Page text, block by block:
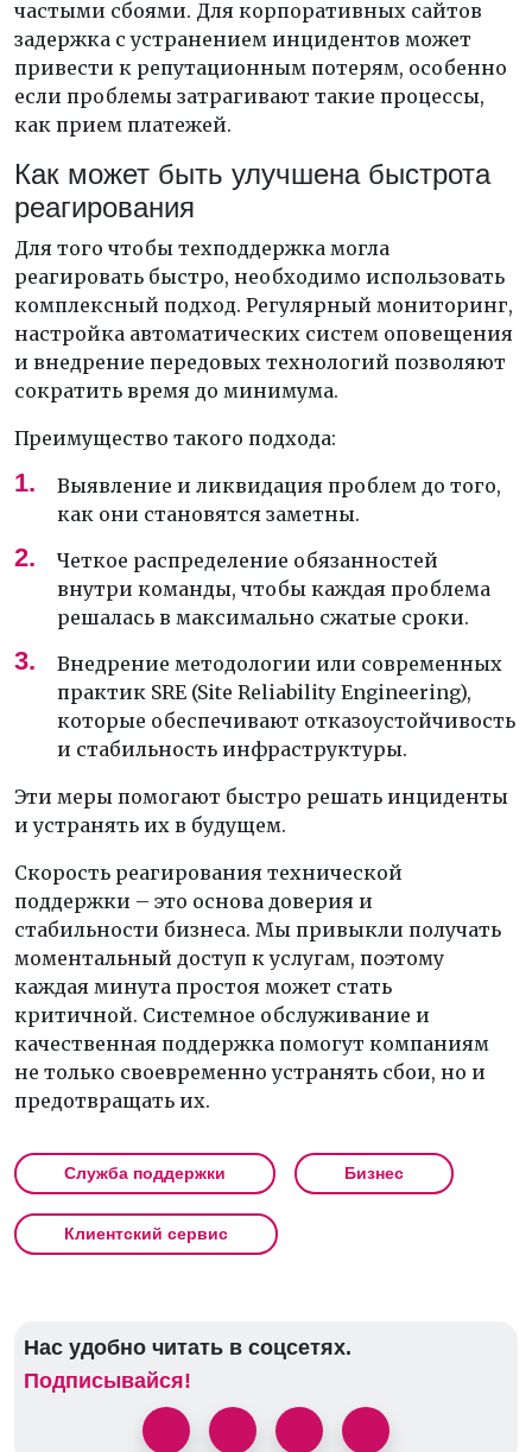
частыми сбоями. Для корпоративных сайтов
задержка с устранением инцидентов может
привести к репутационным потерям, особенно
если проблемы затрагивают такие процессы,
как прием платежей.
Как может быть улучшена быстрота
реагирования
Для того чтобы техподдержка могла
реагировать быстро, необходимо использовать
комплексный подход. Регулярный мониторинг,
настройка автоматических систем оповещения
и внедрение передовых технологий позволяют
сократить время до минимума.
Преимущество такого подхода:
Выявление и ликвидация проблем до того,
как они становятся заметны.
Четкое распределение обязанностей
внутри команды, чтобы каждая проблема
решалась в максимально сжатые сроки.
Внедрение методологии или современных
практик SRE (Site Reliability Engineering),
которые обеспечивают отказоустойчивость
и стабильность инфраструктуры.
Эти меры помогают быстро решать инциденты
и устранять их в будущем.
Скорость реагирования технической
поддержки – это основа доверия и
стабильности бизнеса. Мы привыкли получать
моментальный доступ к услугам, поэтому
каждая минута простоя может стать
критичной. Системное обслуживание и
качественная поддержка помогут компаниям
не только своевременно устранять сбои, но и
предотвращать их.
Служба поддержки Бизнес
Клиентский сервис
Нас удобно читать в соцсетях.
Подписывайся!